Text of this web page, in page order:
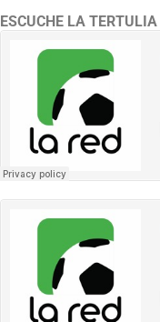
ESCUCHE LA TERTULIA